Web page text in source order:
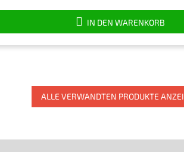
IN DEN WARENKORB
ALLE VERWANDTEN PRODUKTE